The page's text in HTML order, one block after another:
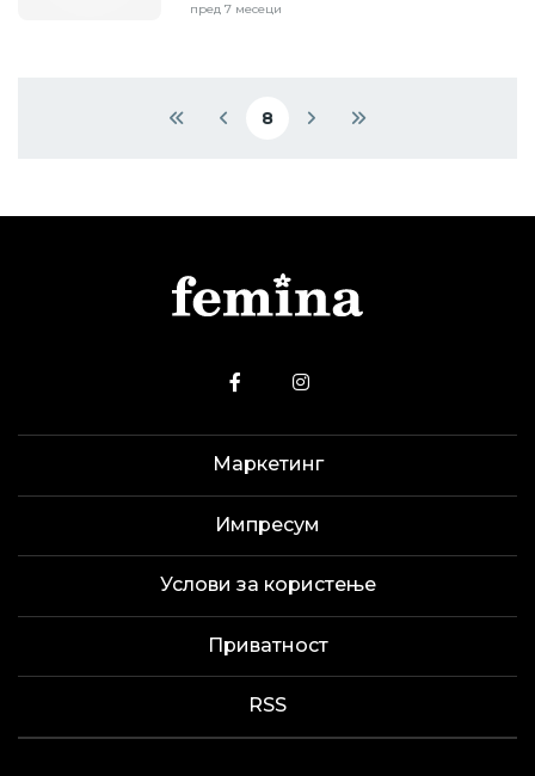
пред 7 месеци
First pagePrevious page
Current page
8 Next pageLast page
Маркетинг
Импресум
Услови за користење
Приватност
RSS